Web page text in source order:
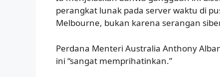
perangkat lunak pada server waktu di
Melbourne, bukan karena serangan
Perdana Menteri Australia Anthony
ini “sangat memprihatinkan.”